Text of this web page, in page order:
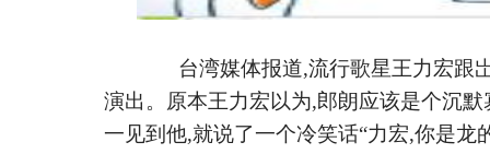
台湾媒体报道,流行歌星王力宏跟
演出。原本王力宏以为,郎朗应该是个沉
一见到他,就说了一个冷笑话“力宏,你是龙